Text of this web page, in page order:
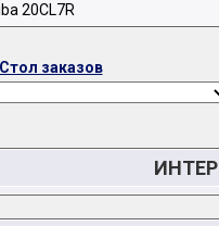
20CL7R
Стол заказов